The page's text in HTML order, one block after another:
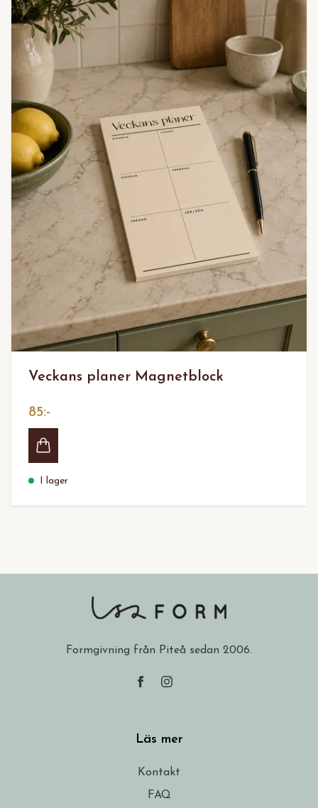
Veckans planer Magnetblock
85:-
I lager
Formgivning från Piteå sedan 2006.
Läs mer
Kontakt
FAQ